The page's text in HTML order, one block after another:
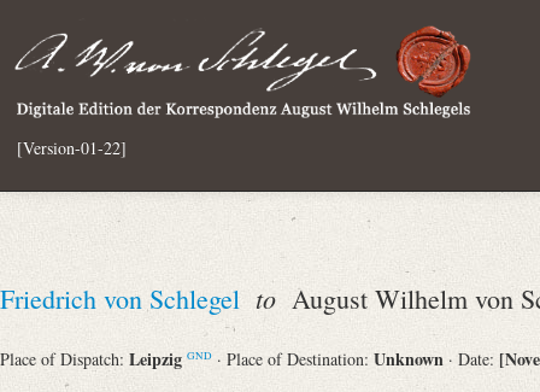
[Version-01-22]
Friedrich von Schlegel to August Wilhelm von
Place of Dispatch: Leipzig GND · Place of Destination: Unknown · Date: